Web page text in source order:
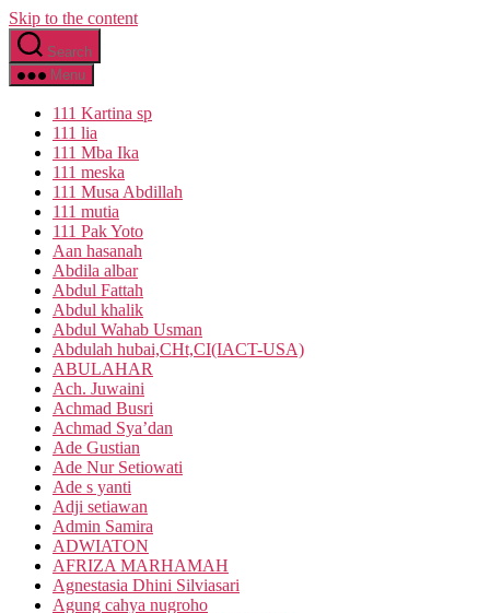
Skip to the content
Search
Menu
111 Kartina sp
111 lia
111 Mba Ika
111 meska
111 Musa Abdillah
111 mutia
111 Pak Yoto
Aan hasanah
Abdila albar
Abdul Fattah
Abdul khalik
Abdul Wahab Usman
Abdulah hubai,CHt,CI(IACT-USA)
ABULAHAR
Ach. Juwaini
Achmad Busri
Achmad Sya’dan
Ade Gustian
Ade Nur Setiowati
Ade s yanti
Adji setiawan
Admin Samira
ADWIATON
AFRIZA MARHAMAH
Agnestasia Dhini Silviasari
Agung cahya nugroho